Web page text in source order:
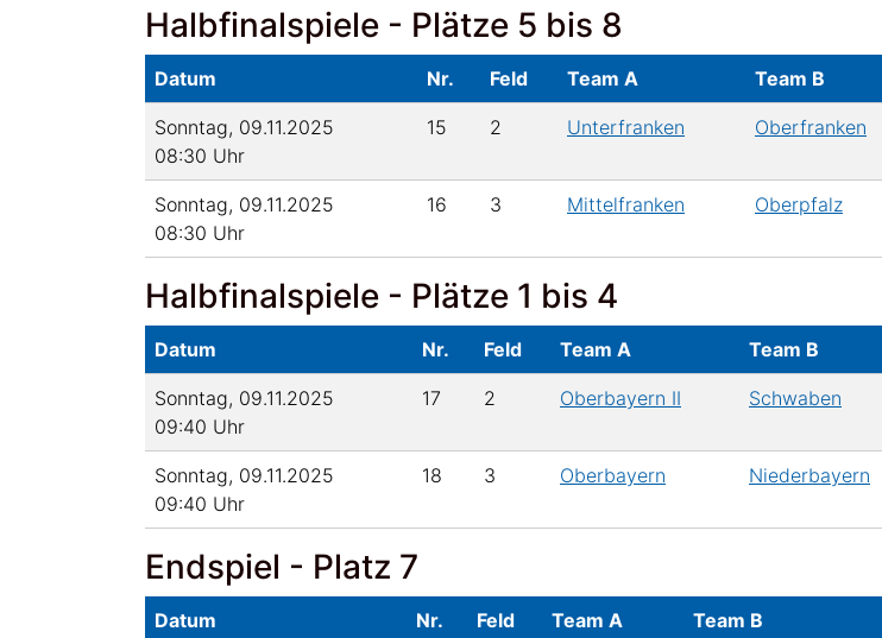
Halbfinalspiele - Plätze 5 bis 8
Datum Nr. Feld Team A Team B
Sonntag, 09.11.2025
08:30 Uhr
15 2 Unterfranken Oberfranken
Sonntag, 09.11.2025
08:30 Uhr
16 3 Mittelfranken Oberpfalz
Halbfinalspiele - Plätze 1 bis 4
Datum Nr. Feld Team A Team B
Sonntag, 09.11.2025
09:40 Uhr
17 2 Oberbayern II Schwaben
Sonntag, 09.11.2025
09:40 Uhr
18 3 Oberbayern Niederbayern
Endspiel - Platz 7
Datum Nr. Feld Team A Team B